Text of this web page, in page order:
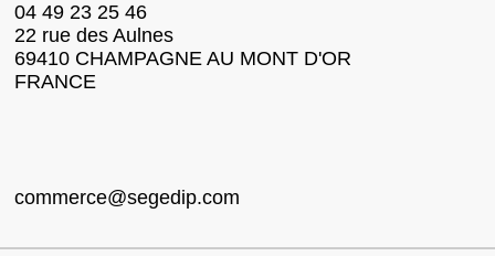
04 49 23 25 46
22 rue des Aulnes
69410 CHAMPAGNE AU MONT D'OR
FRANCE
commerce@segedip.com